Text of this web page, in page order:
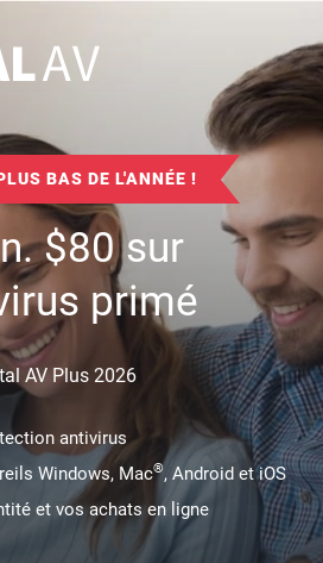
BAS DE L'ANNÉE !
$80sur
primé
AV Plus 2026
antivirus
Windows, Mac®, Android et iOS
et vos achats en ligne